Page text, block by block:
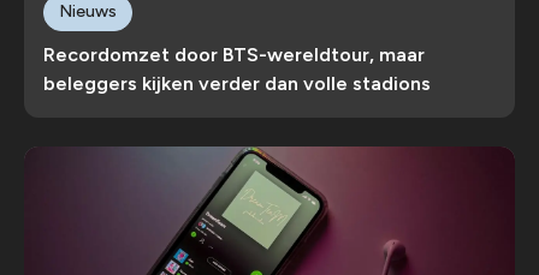
Recordomzet door BTS-wereldtour, maar
beleggers kijken verder dan volle stadions
Nieuws